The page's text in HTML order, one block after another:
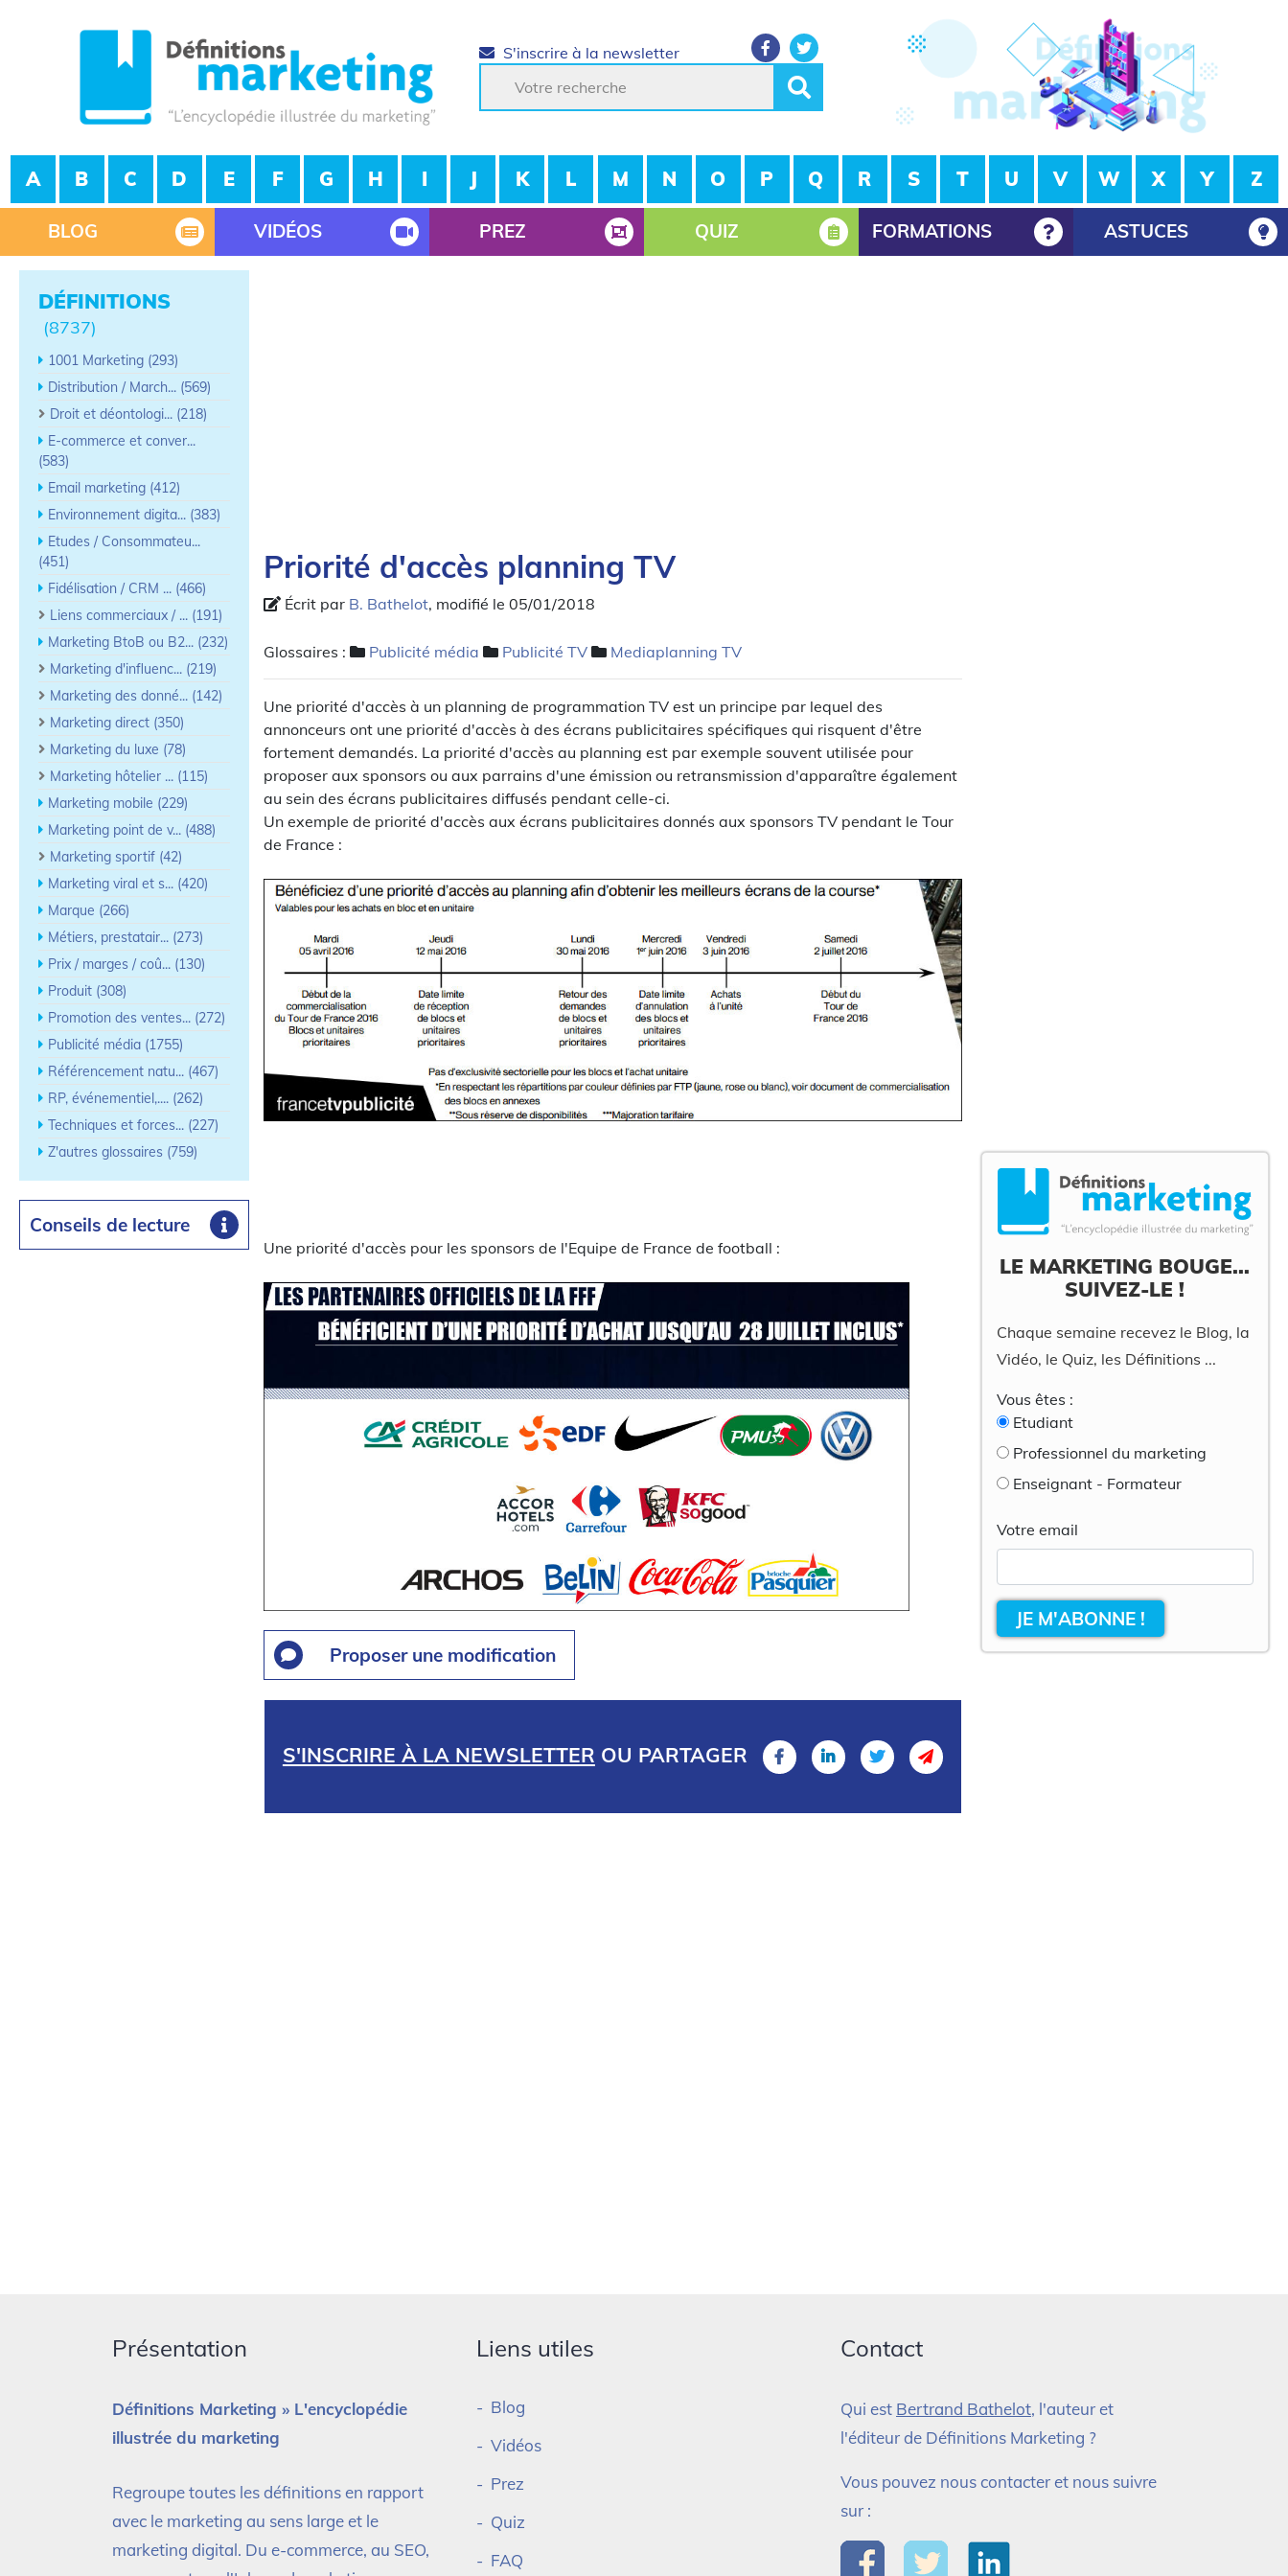
S'inscrire à la newsletter
A B C D E F G H I J K L M N O P Q R S T U V W X Y Z
BLOG VIDÉOS PREZ QUIZ FORMATIONS ASTUCES
DÉFINITIONS
(8737)
1001 Marketing (293)
Distribution / March... (569)
Droit et déontologi... (218)
E-commerce et conver...
(583)
Email marketing (412)
Environnement digita... (383)
Etudes / Consommateu...
(451)
Fidélisation / CRM ... (466)
Liens commerciaux / ... (191)
Marketing BtoB ou B2... (232)
Marketing d'influenc... (219)
Marketing des donné... (142)
Marketing direct (350)
Marketing du luxe (78)
Marketing hôtelier ... (115)
Marketing mobile (229)
Marketing point de v... (488)
Marketing sportif (42)
Marketing viral et s... (420)
Marque (266)
Métiers, prestatair... (273)
Prix / marges / coû... (130)
Produit (308)
Promotion des ventes... (272)
Publicité média (1755)
Référencement natu... (467)
RP, événementiel,.... (262)
Techniques et forces... (227)
Z'autres glossaires (759)
Conseils de lecture
Priorité d'accès planning TV
Écrit par B. Bathelot, modifié le 05/01/2018
Glossaires : Publicité média Publicité TV Mediaplanning TV
Une priorité d'accès à un planning de programmation TV est un principe par lequel des
annonceurs ont une priorité d'accès à des écrans publicitaires spécifiques qui risquent d'être
fortement demandés. La priorité d'accès au planning est par exemple souvent utilisée pour
proposer aux sponsors ou aux parrains d'une émission ou retransmission d'apparaître également
au sein des écrans publicitaires diffusés pendant celle-ci.
Un exemple de priorité d'accès aux écrans publicitaires donnés aux sponsors TV pendant le Tour
de France :
Une priorité d'accès pour les sponsors de l'Equipe de France de football :
Proposer une modification
S'INSCRIRE À LA NEWSLETTER OU PARTAGER
LE MARKETING BOUGE...
SUIVEZ-LE !
Chaque semaine recevez le Blog, la
Vidéo, le Quiz, les Définitions ...
Vous êtes :
Etudiant
Professionnel du marketing
Enseignant - Formateur
Votre email
Présentation
Définitions Marketing » L'encyclopédie
illustrée du marketing
Regroupe toutes les définitions en rapport
avec le marketing au sens large et le
marketing digital. Du e-commerce, au SEO,
Liens utiles
Blog
Vidéos
Prez
Quiz
FAQ
Contact
Qui est Bertrand Bathelot, l'auteur et
l'éditeur de Définitions Marketing ?
Vous pouvez nous contacter et nous suivre
sur :